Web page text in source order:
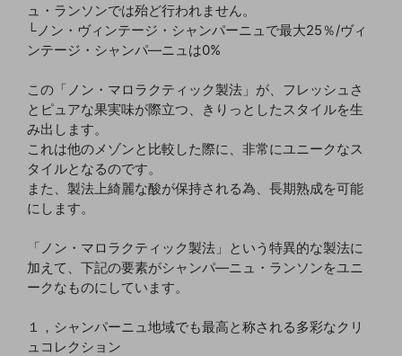
ュ・ランソンでは殆ど行われません。
└ノン・ヴィンテージ・シャンパーニュで最大25％/ヴィ
ンテージ・シャンパ―ニュは0%
この「ノン・マロラクティック製法」が、フレッシュさ
とピュアな果実味が際立つ、きりっとしたスタイルを生
み出します。
これは他のメゾンと比較した際に、非常にユニークなス
タイルとなるのです。
また、製法上綺麗な酸が保持される為、長期熟成を可能
にします。
「ノン・マロラクティック製法」という特異的な製法に
加えて、下記の要素がシャンパ―ニュ・ランソンをユニ
ークなものにしています。
１，シャンパーニュ地域でも最高と称される多彩なクリ
ュコレクション